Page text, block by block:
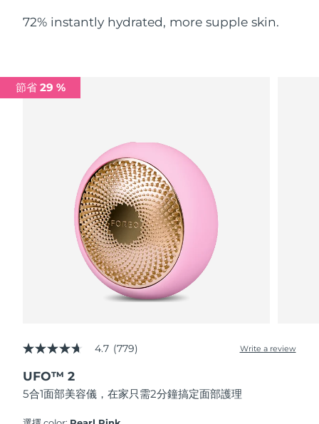
72% instantly hydrated, more supple skin.
節省 29 %
4.7
of
5
stars,
4.7 (779) Write a review
UFO™ 2
5合1面部美容儀，在家只需2分鐘搞定面部護理
預計送達日期
預計送達日期
預計送達日期
沙烏地阿拉伯